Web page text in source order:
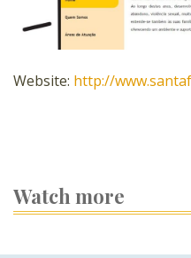
Website: http://
Watch more